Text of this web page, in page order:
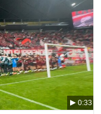
0:33